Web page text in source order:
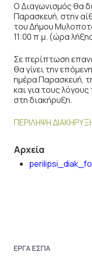
Ο Διαγωνισμός θα
Παρασκευή, στην
του Δήμου
11:00 π.μ. (ώρα
Σε περίπτωση
θα γίνει την
ημέρα Παρασκευή,
και για τους
στη διακήρυξη.
ΠΕΡΙΛΗΨΗ
Αρχεία
ΕΡΓΑ ΕΣΠΑ